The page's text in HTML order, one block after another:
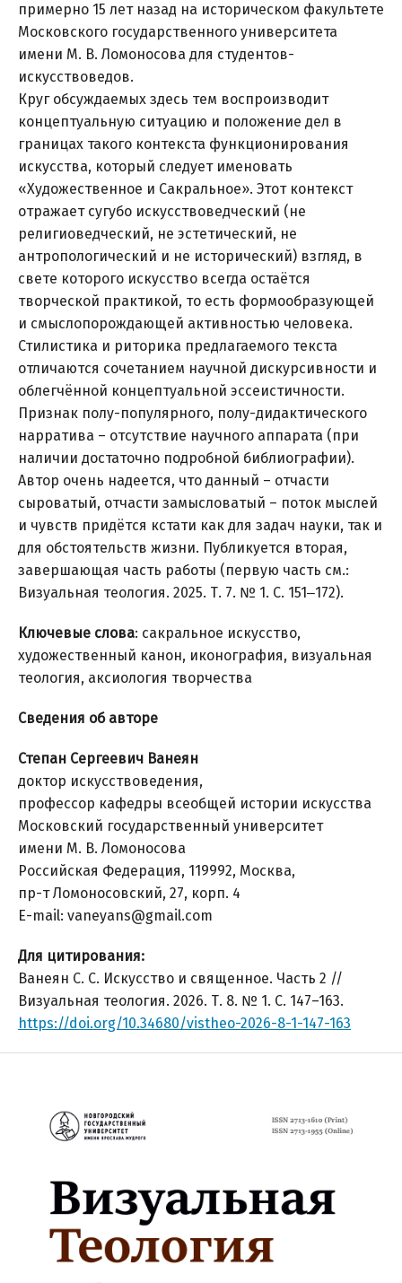
примерно 15 лет назад на историческом факультете
Московского государственного университета
имени М. В. Ломоносова для студентов-
искусствоведов.
Круг обсуждаемых здесь тем воспроизводит
концептуальную ситуацию и положение дел в
границах такого контекста функционирования
искусства, который следует именовать
«Художественное и Сакральное». Этот контекст
отражает сугубо искусствоведческий (не
религиоведческий, не эстетический, не
антропологический и не исторический) взгляд, в
свете которого искусство всегда остаётся
творческой практикой, то есть формообразующей
и смыслопорождающей активностью человека.
Стилистика и риторика предлагаемого текста
отличаются сочетанием научной дискурсивности и
облегчённой концептуальной эссеистичности.
Признак полу-популярного, полу-дидактического
нарратива – отсутствие научного аппарата (при
наличии достаточно подробной библиографии).
Автор очень надеется, что данный – отчасти
сыроватый, отчасти замысловатый – поток мыслей
и чувств придётся кстати как для задач науки, так и
для обстоятельств жизни. Публикуется вторая,
завершающая часть работы (первую часть см.:
Визуальная теология. 2025. Т. 7. № 1. С. 151‒172).
Ключевые слова: сакральное искусство,
художественный канон, иконография, визуальная
теология, аксиология творчества
Сведения об авторе
Степан Сергеевич Ванеян
доктор искусствоведения,
профессор кафедры всеобщей истории искусства
Московский государственный университет
имени М. В. Ломоносова
Российская Федерация, 119992, Москва,
пр-т Ломоносовский, 27, корп. 4
E-mail: vaneyans@gmail.com
Для цитирования:
Ванеян С. С. Искусство и священное. Часть 2 //
Визуальная теология. 2026. Т. 8. № 1. С. 147–163.
https://doi.org/10.34680/vistheo-2026-8-1-147-163